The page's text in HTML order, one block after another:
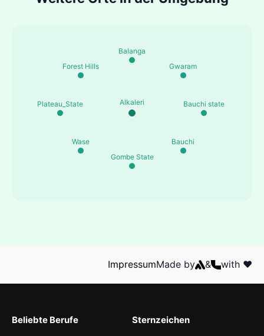
Alkaleri Bauchi state
Bauchi
Gombe State
Wase
Plateau_State
Forest Hills
Balanga
Gwaram
ImpressumMade by & with ❤️
Beliebte Berufe Sternzeichen